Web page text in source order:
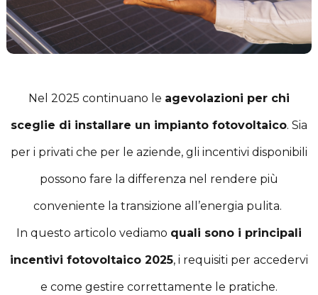
Nel 2025 continuano le agevolazioni per chi
sceglie di installare un impianto fotovoltaico. Sia
per i privati che per le aziende, gli incentivi disponibili
possono fare la differenza nel rendere più
conveniente la transizione all’energia pulita.
In questo articolo vediamo quali sono i principali
incentivi fotovoltaico 2025, i requisiti per accedervi
e come gestire correttamente le pratiche.